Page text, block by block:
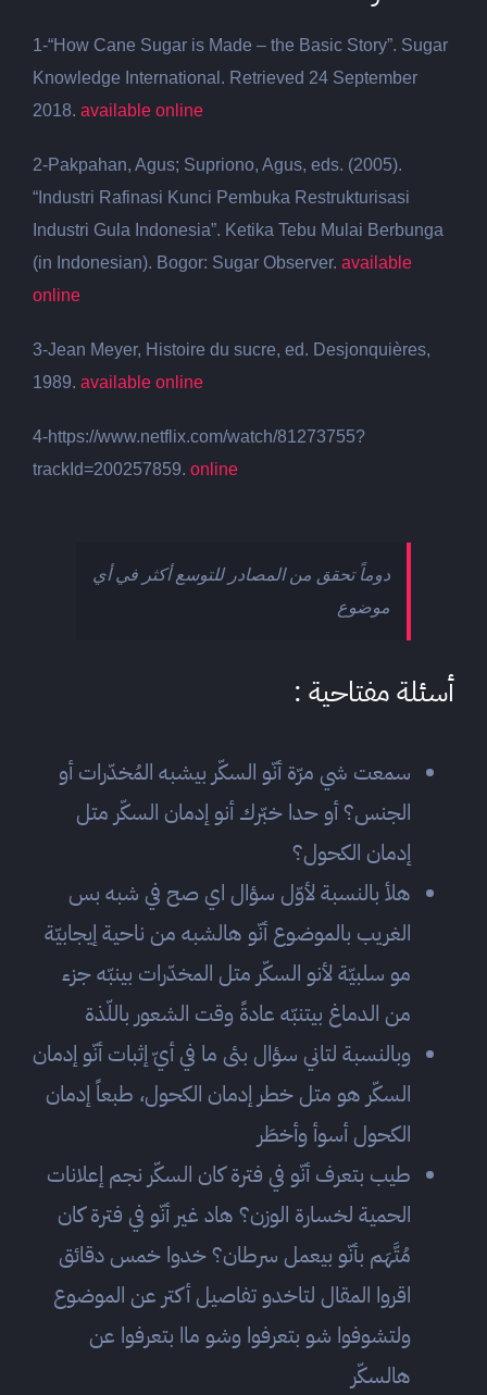
1-“How Cane Sugar is Made – the Basic Story”. Sugar
Knowledge International. Retrieved 24 September
2018. available online
2-Pakpahan, Agus; Supriono, Agus, eds. (2005).
“Industri Rafinasi Kunci Pembuka Restrukturisasi
Industri Gula Indonesia”. Ketika Tebu Mulai Berbunga
(in Indonesian). Bogor: Sugar Observer. available
online
3-Jean Meyer, Histoire du sucre, ed. Desjonquières,
1989. available online
4-https://www.netflix.com/watch/81273755?
trackId=200257859. online
دوماً تحقق من المصادر للتوسع أكثر في أي
موضوع
أسئلة مفتاحية :
سمعت شي مرّة أنّو السكّر بيشبه المُخدّرات أو
الجنس؟ أو حدا خبّرك أنو إدمان السكّر متل
إدمان الكحول؟
هلأ بالنسبة لأوّل سؤال اي صح في شبه بس
الغريب بالموضوع أنّو هالشبه من ناحية إيجابيّة
مو سلبيّة لأنو السكّر متل المخدّرات بينبّه جزء
من الدماغ بيتنبّه عادةً وقت الشعور باللّذة
وبالنسبة لتاني سؤال بئى ما في أيّ إثبات أنّو إدمان
السكّر هو متل خطر إدمان الكحول، طبعاً إدمان
الكحول أسوأ وأخطَر
طيب بتعرف أنّو في فترة كان السكّر نجم إعلانات
الحمية لخسارة الوزن؟ هاد غير أنّو في فترة كان
مُتَّهَم بأنّو بيعمل سرطان؟ خدوا خمس دقائق
اقروا المقال لتاخدو تفاصيل أكتر عن الموضوع
ولتشوفوا شو بتعرفوا وشو ماا بتعرفوا عن
هالسكّر